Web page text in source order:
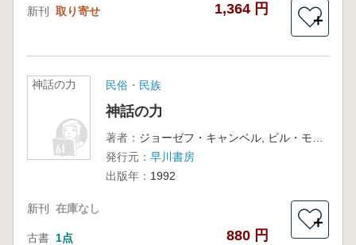
新刊 取り寄せ 1,364 円
＋
神話の力 民俗・民族
神話の力
著者：
発行元： 早川書房
出版年： 1992
新刊 在庫なし
古書 1点 880 円
＋